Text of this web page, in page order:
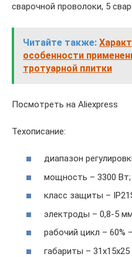
сварочной проволоки, 5
Читайте также:
особенности
тротуарной плитки
Посмотреть на Aliexpress
Техописание:
диапазон
мощность – 3300 Вт;
класс защиты –
электроды – 0,8-5
рабочий цикл – 60%
габариты – 31х15х25